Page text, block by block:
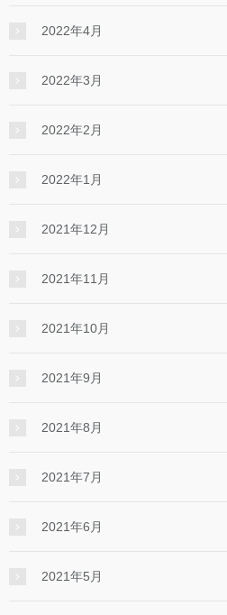
2022年4月
2022年3月
2022年2月
2022年1月
2021年12月
2021年11月
2021年10月
2021年9月
2021年8月
2021年7月
2021年6月
2021年5月